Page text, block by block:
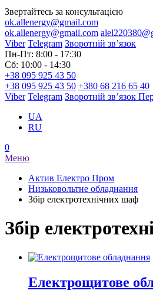
Звертайтесь за консультацією
ok.allenergy@gmail.com
ok.allenergy@gmail.com
Viber Telegram Зворотній зв’язок
Пн-Пт: 8:00 - 17:30
Сб: 10:00 - 14:30
+38 095 925 43 50
+38 095 925 43 50 +380 68 216 65 40
Viber Telegram Зворотній зв’язок
UA
RU
0
Меню
Актив Електро Пром
Низьковольтне обладнання
Збір електротехнічних шаф
Збір
Електрощитове